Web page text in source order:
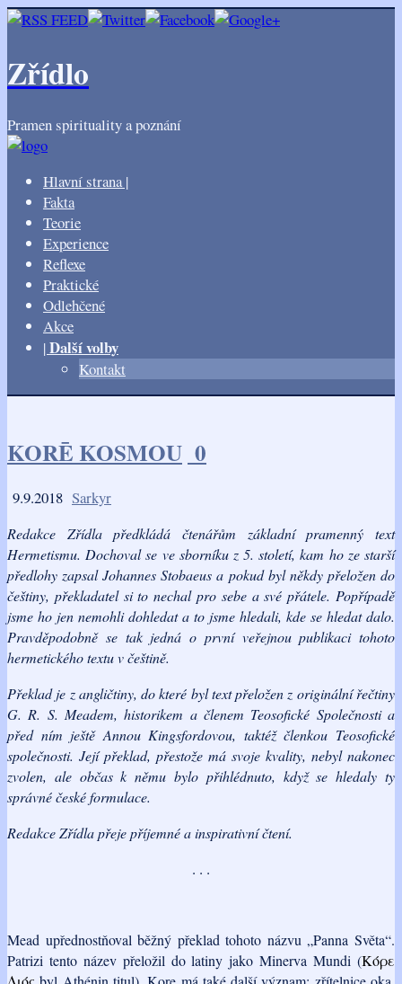
Zřídlo
Pramen spirituality a poznání
Hlavní strana |
Fakta
Teorie
Experience
Reflexe
Praktické
Odlehčené
Akce
|Další volby
Kontakt
KORĒ KOSMOU 0
9.9.2018 Sarkyr
Redakce Zřídla předkládá čtenářům základní pramenný text
Hermetismu. Dochoval se ve sborníku z 5. století, kam ho ze starší
předlohy zapsal Johannes Stobaeus a pokud byl někdy přeložen do
češtiny, překladatel si to nechal pro sebe a své přátele. Popřípadě
jsme ho jen nemohli dohledat a to jsme hledali, kde se hledat dalo.
Pravděpodobně se tak jedná o první veřejnou publikaci tohoto
hermetického textu v češtině.
Překlad je z angličtiny, do které byl text přeložen z originální řečtiny
G. R. S. Meadem, historikem a členem Teosofické Společnosti a
před ním ještě Annou Kingsfordovou, taktéž členkou Teosofické
společnosti. Její překlad, přestože má svoje kvality, nebyl nakonec
zvolen, ale občas k němu bylo přihlédnuto, když se hledaly ty
správné české formulace.
Redakce Zřídla přeje příjemné a inspirativní čtení.
. . .
Mead upřednostňoval běžný překlad tohoto názvu „Panna Světa“.
Patrizi tento název přeložil do latiny jako Minerva Mundi (Κόρε